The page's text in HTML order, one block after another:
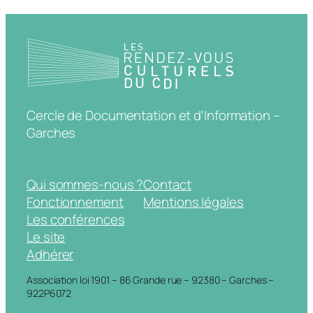
Cercle de Documentation et d'Information –
Garches
Qui sommes-nous ?
Fonctionnement
Les conférences
Le site
Adhérer
Contact
Mentions légales
Association loi 1901 – 86 Grande rue – 92380 – Garches –
922P6072